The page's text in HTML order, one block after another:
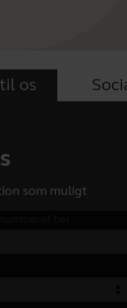
os
som muligt